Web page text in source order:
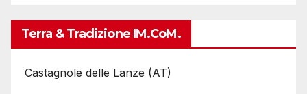
Terra & Tradizione IM.coM.
Castagnole delle Lanze (AT)